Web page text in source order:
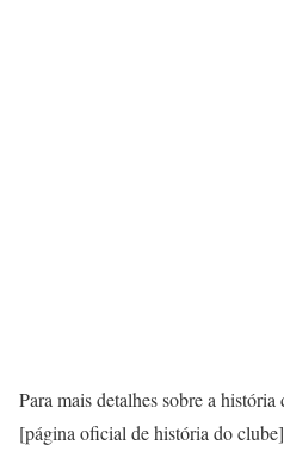
Para mais detalhes sobre a
[página oficial de história do clube]